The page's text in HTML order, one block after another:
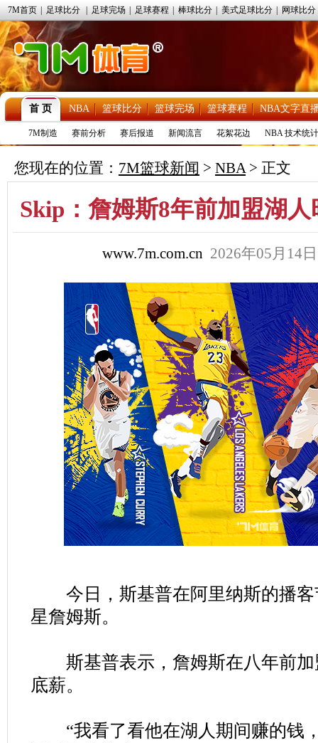
7M首页 足球比分 足球完场 足球赛程 棒球比分 美式足球比分 网球比分
首 页 NBA 篮球比分 篮球完场 篮球赛程 NBA文字直
7M制造 赛前分析 赛后报道 新闻流言 花絮花边 NBA 技术统计
您现在的位置： 7M篮球新闻 > NBA> 正文
Skip：詹姆斯8年前加盟湖
www.7m.com.cn 2026年05月14
今日，斯基普在阿里纳斯的播客
星詹姆斯。
斯基普表示，詹姆斯在八年前加
底薪。
“我看了看他在湖人期间赚的钱